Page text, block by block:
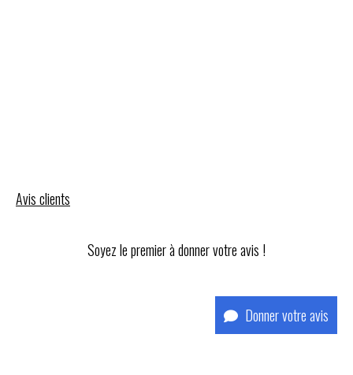
Avis clients
Soyez le premier à donner votre avis !
Donner votre avis